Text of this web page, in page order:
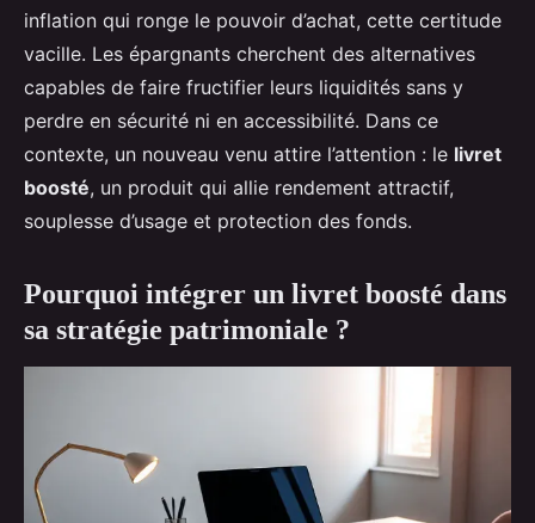
inflation qui ronge le pouvoir d’achat, cette certitude
vacille. Les épargnants cherchent des alternatives
capables de faire fructifier leurs liquidités sans y
perdre en sécurité ni en accessibilité. Dans ce
contexte, un nouveau venu attire l’attention : le livret
boosté, un produit qui allie rendement attractif,
souplesse d’usage et protection des fonds.
Pourquoi intégrer un livret boosté dans
sa stratégie patrimoniale ?